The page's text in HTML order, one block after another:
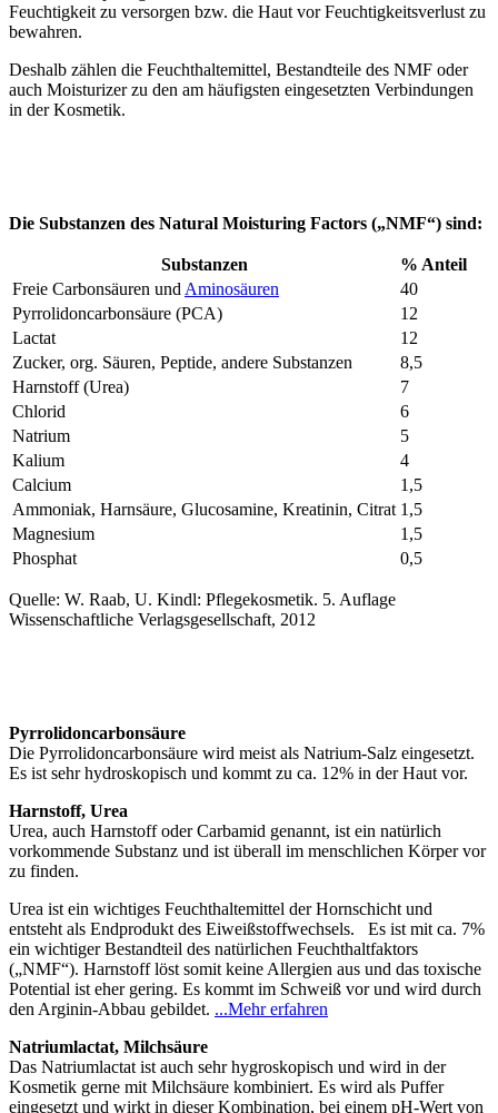
Feuchtigkeit zu versorgen bzw. die Haut vor Feuchtigkeitsverlust zu
bewahren.
Deshalb zählen die Feuchthaltemittel, Bestandteile des NMF oder
auch Moisturizer zu den am häufigsten eingesetzten Verbindungen
in der Kosmetik.
Die Substanzen des Natural Moisturing Factors („NMF“) sind:
Substanzen
% Anteil
Freie Carbonsäuren und Aminosäuren
40
Pyrrolidoncarbonsäure (PCA)
12
Lactat
12
Zucker, org. Säuren, Peptide, andere Substanzen
8,5
Harnstoff (Urea)
7
Chlorid
6
Natrium
5
Kalium
4
Calcium
1,5
Ammoniak, Harnsäure, Glucosamine, Kreatinin, Citrat 1,5
Magnesium
1,5
Phosphat
0,5
Quelle: W. Raab, U. Kindl: Pflegekosmetik. 5. Auflage
Wissenschaftliche Verlagsgesellschaft, 2012
Pyrrolidoncarbonsäure
Die Pyrrolidoncarbonsäure wird meist als Natrium-Salz eingesetzt.
Es ist sehr hydroskopisch und kommt zu ca. 12% in der Haut vor.
Harnstoff, Urea
Urea, auch Harnstoff oder Carbamid genannt, ist ein natürlich
vorkommende Substanz und ist überall im menschlichen Körper vor
zu finden.
Urea ist ein wichtiges Feuchthaltemittel der Hornschicht und
entsteht als Endprodukt des Eiweißstoffwechsels. Es ist mit ca. 7%
ein wichtiger Bestandteil des natürlichen Feuchthaltfaktors
(„NMF“). Harnstoff löst somit keine Allergien aus und das toxische
Potential ist eher gering. Es kommt im Schweiß vor und wird durch
den Arginin-Abbau gebildet. ...Mehr erfahren
Natriumlactat, Milchsäure
Das Natriumlactat ist auch sehr hygroskopisch und wird in der
Kosmetik gerne mit Milchsäure kombiniert. Es wird als Puffer
eingesetzt und wirkt in dieser Kombination, bei einem pH-Wert von